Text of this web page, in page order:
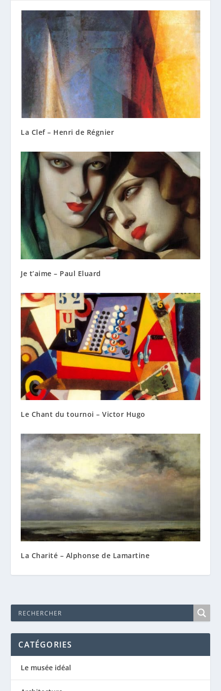
La Clef – Henri de Régnier
Je t’aime – Paul Eluard
Le Chant du tournoi – Victor Hugo
La Charité – Alphonse de Lamartine
CATÉGORIES
Le musée idéal